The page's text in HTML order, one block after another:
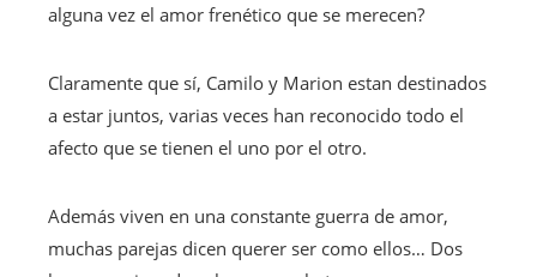
alguna vez el amor frenético que se merecen?
Claramente que sí, Camilo y Marion estan destinados
a estar juntos, varias veces han reconocido todo el
afecto que se tienen el uno por el otro.
Además viven en una constante guerra de amor,
muchas parejas dicen querer ser como ellos… Dos